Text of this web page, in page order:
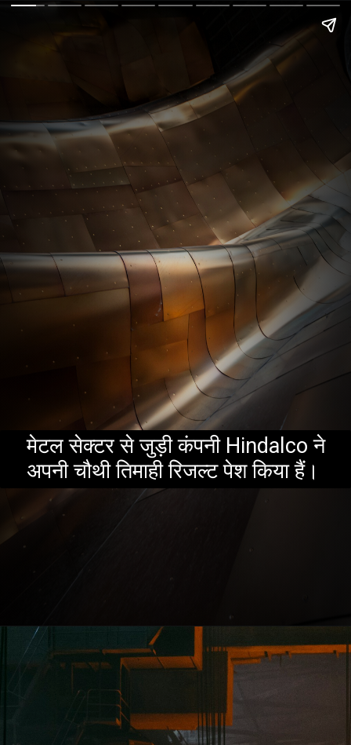
मेटल सेक्टर से जुड़ी कंपनी Hindalco ने
अपनी चौथी तिमाही रिजल्ट पेश किया हैं।